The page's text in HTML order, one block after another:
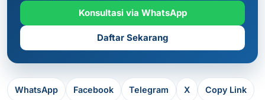
Konsultasi via WhatsApp
Daftar Sekarang
WhatsApp Facebook Telegram X Copy Link